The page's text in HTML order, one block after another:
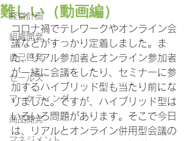
経営計画
組織開発
自己啓発
セールス
マーケティング
商品開発
難しい（動画編）
コロナ禍でテレワークやオンライン会
議などがすっかり定着しました。ま
た、リアル参加者とオンライン参加者
が一緒に会議をしたり、セミナーに参
加するハイブリッド型も当たり前にな
りました。ですが、ハイブリッド型は
いろいろ問題があります。そこで今日
は、リアルとオンライン併用型会議の